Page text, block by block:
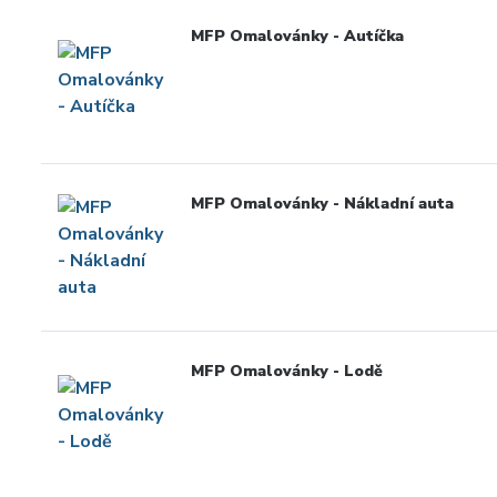
MFP Omalovánky - Autíčka
MFP Omalovánky - Nákladní auta
MFP Omalovánky - Lodě